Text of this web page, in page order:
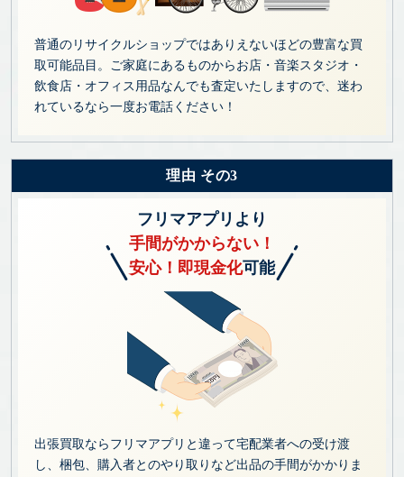
普通のリサイクルショップではありえないほどの豊富な買
取可能品目。ご家庭にあるものからお店・音楽スタジオ・
飲食店・オフィス用品なんでも査定いたしますので、迷わ
れているなら一度お電話ください！
理由 その3
フリマアプリより
手間がかからない！
安心！即現金化可能
出張買取ならフリマアプリと違って宅配業者への受け渡
し、梱包、購入者とのやり取りなど出品の手間がかかりま